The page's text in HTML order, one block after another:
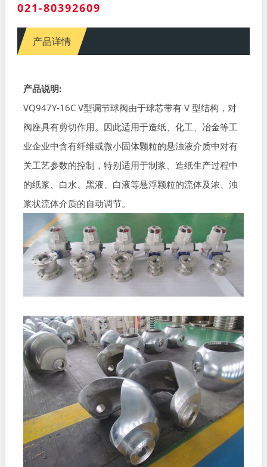
021-80392609
产品详情
产品说明:
VQ947Y-16C V型调节球阀由于球芯带有 V 型结构，对
阀座具有剪切作用。因此适用于造纸、化工、冶金等工
业企业中含有纤维或微小固体颗粒的悬浊液介质中对有
关工艺参数的控制，特别适用于制浆、造纸生产过程中
的纸浆、白水、黑液、白液等悬浮颗粒的流体及浓、浊
浆状流体介质的自动调节。